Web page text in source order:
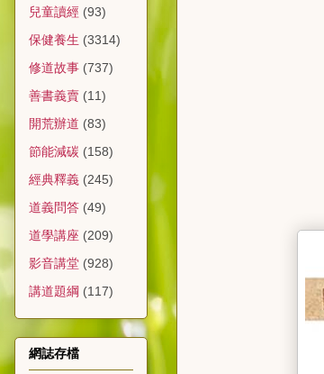
兒童讀經 (93)
保健養生 (3314)
修道故事 (737)
善書義賣 (11)
開荒辦道 (83)
節能減碳 (158)
經典釋義 (245)
道義問答 (49)
道學講座 (209)
影音講堂 (928)
講道題綱 (117)
網誌存檔